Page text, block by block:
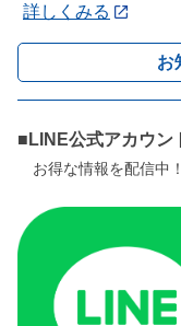
詳しくみる
お
■LINE公式アカウン
お得な情報を配信中！